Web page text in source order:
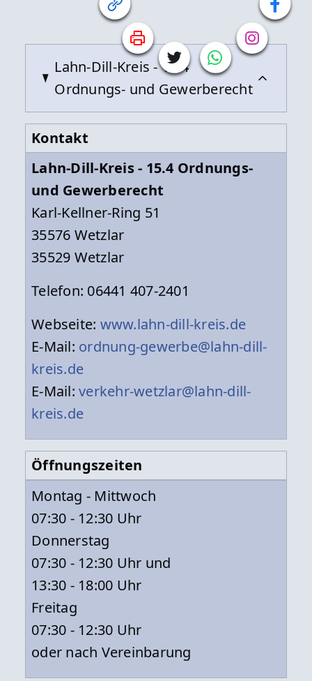
Lahn-Dill-Kreis - 15.4
Ordnungs- und Gewerberecht
Kontakt
Lahn-Dill-Kreis - 15.4 Ordnungs-
und Gewerberecht
Karl-Kellner-Ring 51
35576 Wetzlar
35529 Wetzlar
Telefon: 06441 407-2401
Webseite: www.lahn-dill-kreis.de
E-Mail: ordnung-gewerbe@lahn-dill-
kreis.de
E-Mail:verkehr-wetzlar@lahn-dill-
kreis.de
Öffnungszeiten
Montag - Mittwoch
07:30 - 12:30 Uhr
Donnerstag
07:30 - 12:30 Uhr und
13:30 - 18:00 Uhr
Freitag
07:30 - 12:30 Uhr
oder nach Vereinbarung